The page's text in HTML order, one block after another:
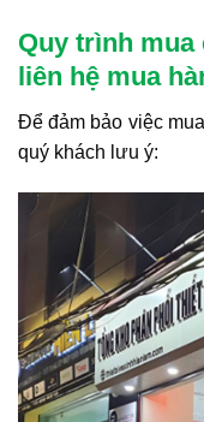
Quy trình mua
liên hệ mua
Để đảm bảo việc
quý khách lưu ý: